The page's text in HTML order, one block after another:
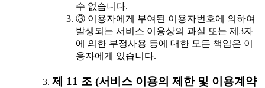
수 없습니다.
③ 이용자에게 부여된 이용자번호에 의하여
발생되는 서비스 이용상의 과실 또는 제3자
에 의한 부정사용 등에 대한 모든 책임은 이
용자에게 있습니다.
제 11 조 (서비스 이용의 제한 및 이용계약